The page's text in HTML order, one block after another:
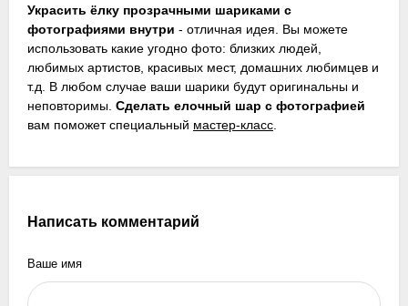
Украсить ёлку прозрачными шариками с
фотографиями внутри - отличная идея. Вы можете
использовать какие угодно фото: близких людей,
любимых артистов, красивых мест, домашних любимцев и
т.д. В любом случае ваши шарики будут оригинальны и
неповторимы. Сделать елочный шар с фотографией
вам поможет специальный мастер-класс.
Написать комментарий
Ваше имя